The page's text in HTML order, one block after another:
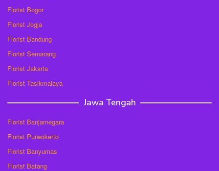
Florist Bogor
Florist Jogja
Florist Bandung
Florist Semarang
Florist Jakarta
Florist Tasikmalaya
Jawa Tengah
Florist Banjarnegara
Florist Purwokerto
Florist Banyumas
Florist Batang